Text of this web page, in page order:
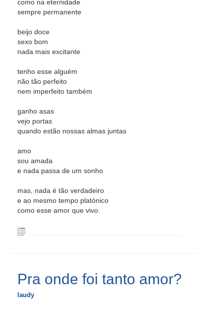
como na eternidade
sempre permanente
beijo doce
sexo bom
nada mais excitante
tenho esse alguém
não tão perfeito
nem imperfeito também
ganho asas
vejo portas
quando estão nossas almas juntas
amo
sou amada
e nada passa de um sonho
mas, nada é tão verdadeiro
e ao mesmo tempo platónico
como esse amor que vivo.
Pra onde foi tanto amor?
laudy